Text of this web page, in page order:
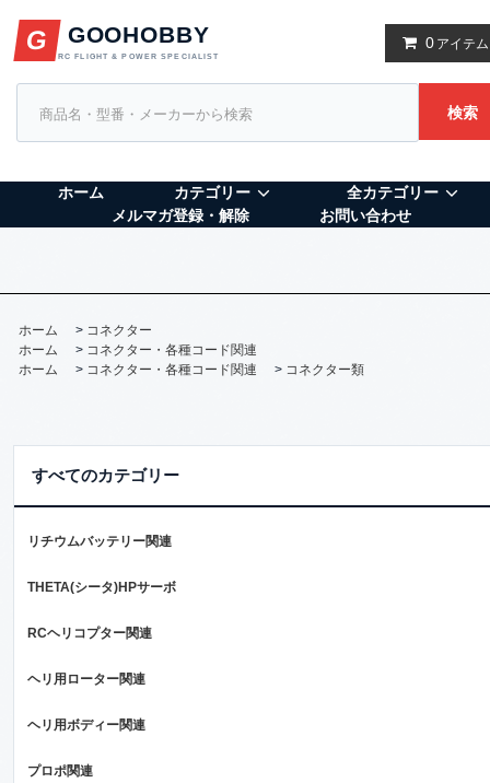
検索
0 アイテム
G GOOHOBBY
RC FLIGHT & POWER SPECIALIST
ホーム カテゴリー
全カテゴリー
メルマガ登録・解除
お問い合わせ
ホーム > コネクター
ホーム
> コネクター・各種コード関連
ホーム
> コネクター・各種コード関連 > コネクター類
すべてのカテゴリー
リチウムバッテリー関連
THETA(シータ)HPサーボ
RCヘリコプター関連
ヘリ用ローター関連
ヘリ用ボディー関連
プロポ関連